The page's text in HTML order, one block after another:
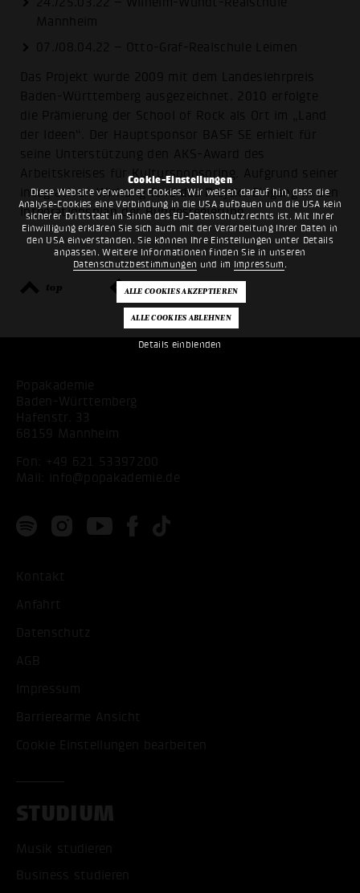
Cookie-Einstellungen
Diese Website verwendet Cookies. Wir weisen darauf hin, dass die
Analyse-Cookies eine Verbindung in die USA aufbauen und die USA kein
sicherer Drittstaat im Sinne des EU-Datenschutzrechts ist. Mit Ihrer
Einwilligung erklären Sie sich auch mit der Verarbeitung Ihrer Daten in
den USA einverstanden. Sie können Ihre Einstellungen unter Details
anpassen. Weitere Informationen finden Sie in unseren
Datenschutzbestimmungen und im Impressum .
Details einblenden
Mannheim
07./08.04.22 – Otto-Graf-Realschule Leimen
Das Projekt wurde 2009 mit dem Landeslehrpreis
Baden-Württemberg ausgezeichnet. 2010 erfolgte
die Prämierung der School of Rock als Ort im „Land
der Ideen“. Der Hauptsponsor BASF SE erhielt für
seine Unterstützung den AKS-Award des
Arbeitskreises für Kultursponsoring. Aufgrund seiner
integrativen Wirkung fand das Projekt Eingang in den
Integrationsplan der Bundesregierung.
top zurück
Popakademie
Baden-Württemberg
Hafenstr. 33
68159 Mannheim
Fon:
+49 621 53397200
Mail:
info@popakademie.de
Kontakt
Anfahrt
Datenschutz
AGB
Impressum
Barrierearme Ansicht
Cookie Einstellungen bearbeiten
STUDIUM
Musik studieren
Business studieren